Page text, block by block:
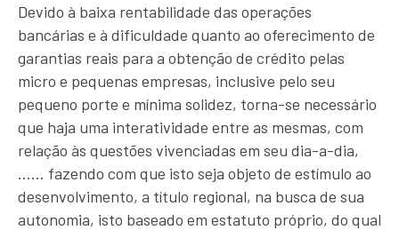
Devido à baixa rentabilidade das operações
bancárias e à dificuldade quanto ao oferecimento de
garantias reais para a obtenção de crédito pelas
micro e pequenas empresas, inclusive pelo seu
pequeno porte e mínima solidez, torna-se necessário
que haja uma interatividade entre as mesmas, com
relação às questões vivenciadas em seu dia-a-dia,
…… fazendo com que isto seja objeto de estímulo ao
desenvolvimento, a título regional, na busca de sua
autonomia, isto baseado em estatuto próprio, do qual